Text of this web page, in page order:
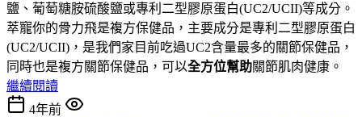
鹽、葡萄糖胺硫酸鹽或專利二型膠原蛋白(UC2/UCII)等成分。
萃寵你的骨力飛是複方保健品，主要成分是專利二型膠原蛋白
(UC2/UCII)，是我們家目前吃過UC2含量最多的關節保健品，
同時也是複方關節保健品，可以全方位幫助關節肌肉健康。
繼續閱讀
4年前